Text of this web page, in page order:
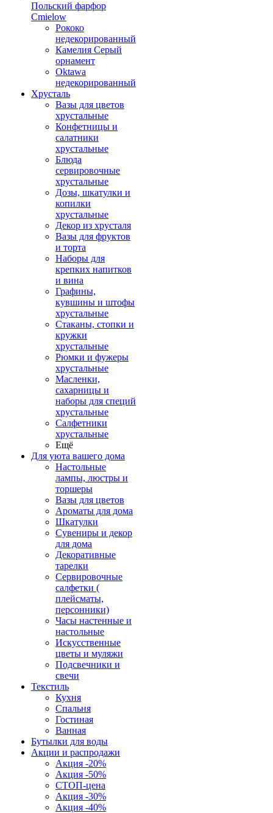
Польский фарфор
Сmielow
Рококо
недекорированный
Камелия Серый
орнамент
Oktawa
недекорированный
Хрусталь
Вазы для цветов
хрустальные
Конфетницы и
салатники
хрустальные
Блюда
сервировочные
хрустальные
Дозы, шкатулки и
копилки
хрустальные
Декор из хрусталя
Вазы для фруктов
и торта
Наборы для
крепких напитков
и вина
Графины,
кувшины и штофы
хрустальные
Стаканы, стопки и
кружки
хрустальные
Рюмки и фужеры
хрустальные
Масленки,
сахарницы и
наборы для специй
хрустальные
Салфетники
хрустальные
Ещё
Для уюта вашего дома
Настольные
лампы, люстры и
торшеры
Вазы для цветов
Ароматы для дома
Шкатулки
Сувениры и декор
для дома
Декоративные
тарелки
Сервировочные
салфетки (
плейсматы,
персонники)
Часы настенные и
настольные
Искусственные
цветы и муляжи
Подсвечники и
свечи
Текстиль
Кухня
Спальня
Гостиная
Ванная
Бутылки для воды
Акции и распродажи
Акция -20%
Акция -50%
СТОП-цена
Акция -30%
Акция -40%